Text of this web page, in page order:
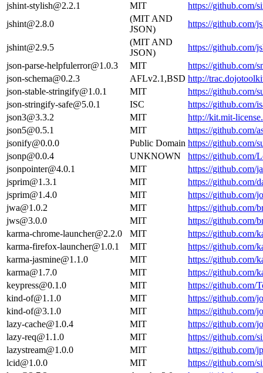
jshint-stylish@2.2.1
MIT
https://github.com/
jshint@2.8.0
(MIT AND
JSON)
https://github.com/
jshint@2.9.5
(MIT AND
JSON)
https://github.com/
json-parse-helpfulerror@1.0.3
MIT
https://github.com/
json-schema@0.2.3
AFLv2.1,BSD http://
json-stable-stringify@1.0.1
MIT
https://github.com/
json-stringify-safe@5.0.1
ISC
https://github.com/
json3@3.3.2
MIT
http://kit.mit-
json5@0.5.1
MIT
https://github.com/
jsonify@0.0.0
Public Domain https://github.com/
jsonp@0.0.4
UNKNOWN
https://github.com/
jsonpointer@4.0.1
MIT
https://github.com/
jsprim@1.3.1
MIT
https://github.com/
jsprim@1.4.0
MIT
https://github.com/
jwa@1.0.2
MIT
https://github.com/
jws@3.0.0
MIT
https://github.com/
karma-chrome-launcher@2.2.0
MIT
https://github.com/
karma-firefox-launcher@1.0.1
MIT
https://github.com/
karma-jasmine@1.1.0
MIT
https://github.com/
karma@1.7.0
MIT
https://github.com/
keypress@0.1.0
MIT
https://github.com/
kind-of@1.1.0
MIT
https://github.com/
kind-of@3.1.0
MIT
https://github.com/
lazy-cache@1.0.4
MIT
https://github.com/
lazy-req@1.1.0
MIT
https://github.com/
lazystream@1.0.0
MIT
https://github.com/
lcid@1.0.0
MIT
https://github.com/